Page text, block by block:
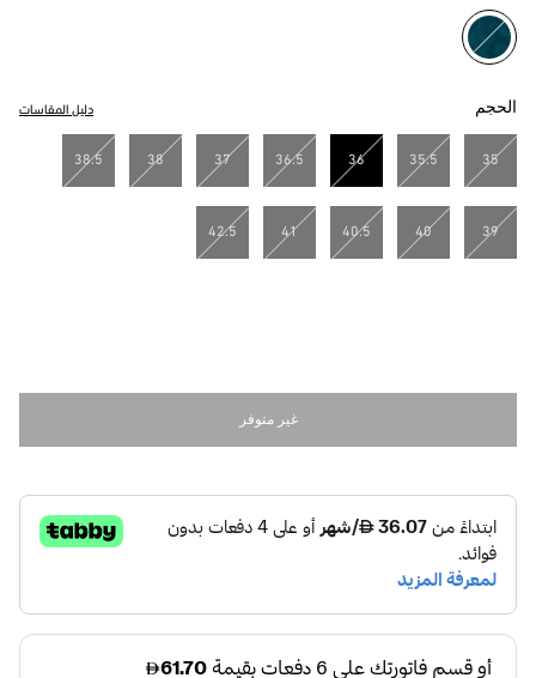
مختار
الحجم دليل المقاسات
35
35.5
36
مختار
36.5
37
38
38.5
39
40
40.5
41
42.5
غير متوفر